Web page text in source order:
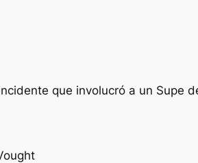
que involucró a un Supe